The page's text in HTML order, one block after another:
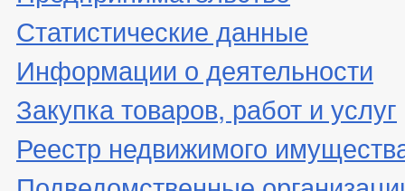
Статистические данные
Информации о деятельности
Закупка товаров, работ и услуг
Реестр недвижимого